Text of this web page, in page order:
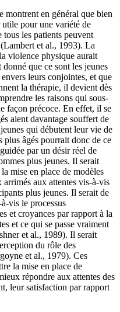
montrent en général que bien
utile pour une variété de
les patients peuvent
et al., 1993). La
violence physique aurait
que ce sont les jeunes
leurs conjointes, et que
la thérapie, il devient dès
les raisons qui sous-
façon précoce. En effet, il se
aient davantage souffert de
qui débutent leur vie de
âgés pourrait donc de ce
par un désir réel de
plus jeunes. Il serait
mise en place de modèles
aux attentes vis-à-vis
plus jeunes. Il serait de
vis le processus
et croyances par rapport à la
et ce qui se passe vraiment
et al., 1989). Il serait
du rôle des
et al., 1979). Ces
la mise en place de
répondre aux attentes des
leur satisfaction par rapport